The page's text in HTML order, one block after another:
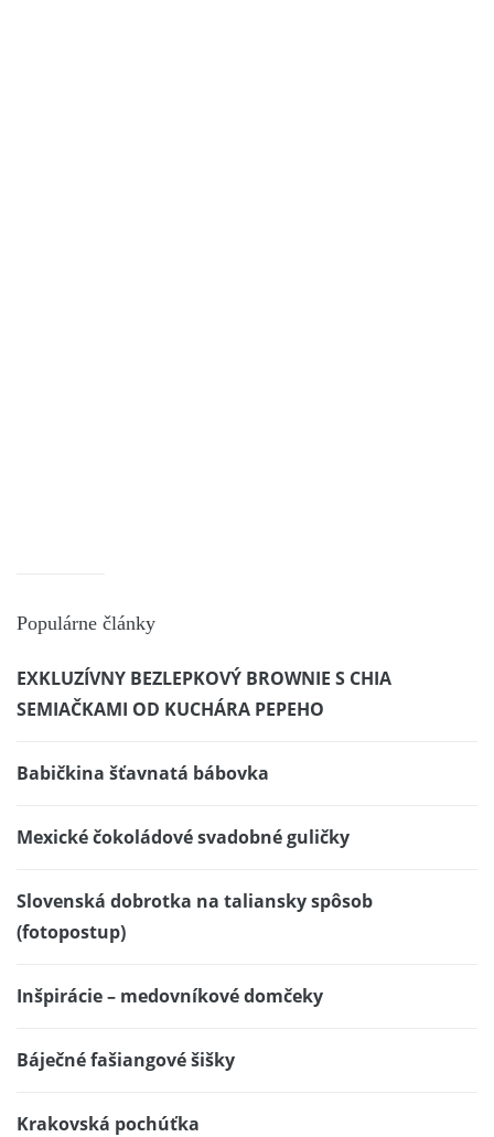
Populárne články
EXKLUZÍVNY BEZLEPKOVÝ BROWNIE S CHIA
SEMIAČKAMI OD KUCHÁRA PEPEHO
Babičkina šťavnatá bábovka
Mexické čokoládové svadobné guličky
Slovenská dobrotka na taliansky spôsob
(fotopostup)
Inšpirácie – medovníkové domčeky
Báječné fašiangové šišky
Krakovská pochúťka